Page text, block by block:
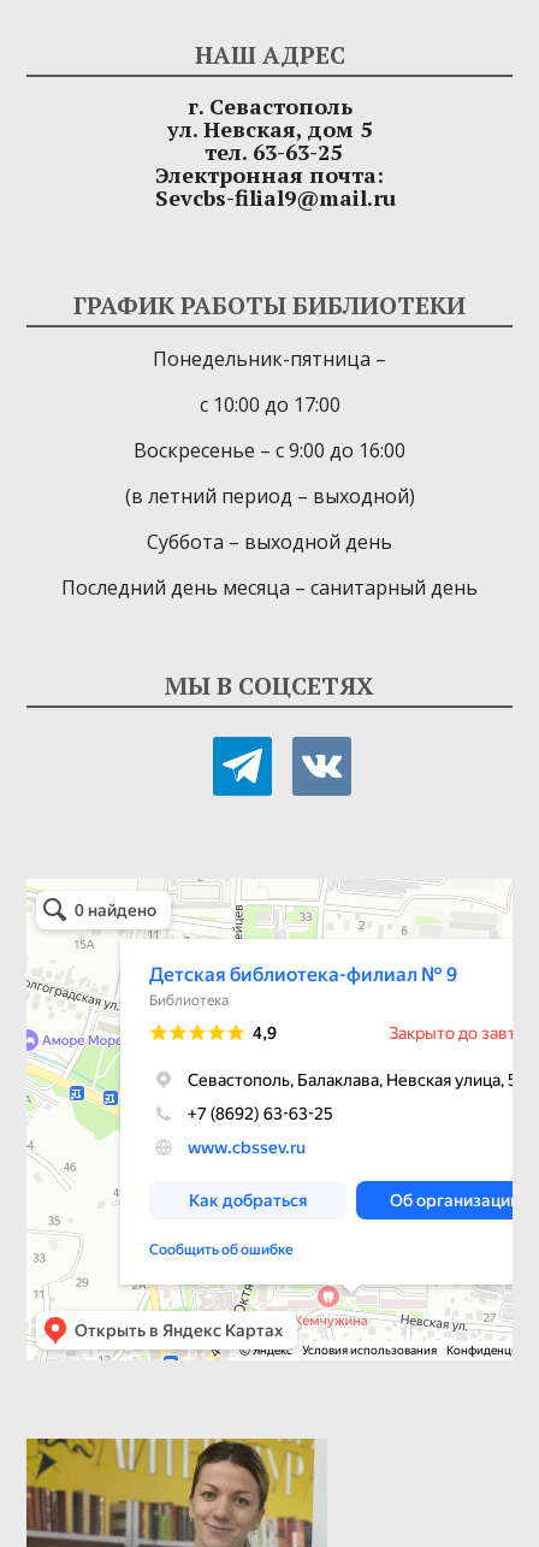
НАШ АДРЕС
г. Севастополь
ул. Невская, дом 5
тел. 63-63-25
Электронная почта:
Sevcbs-filial9@mail.ru
ГРАФИК РАБОТЫ БИБЛИОТЕКИ
Понедельник-пятница –
с 10:00 до 17:00
Воскресенье – с 9:00 до 16:00
(в летний период – выходной)
Суббота – выходной день
Последний день месяца – санитарный день
МЫ В СОЦСЕТЯХ
telegramvkontakte
Детская библиотека-филиал № 9
Библиотека в Севастополе